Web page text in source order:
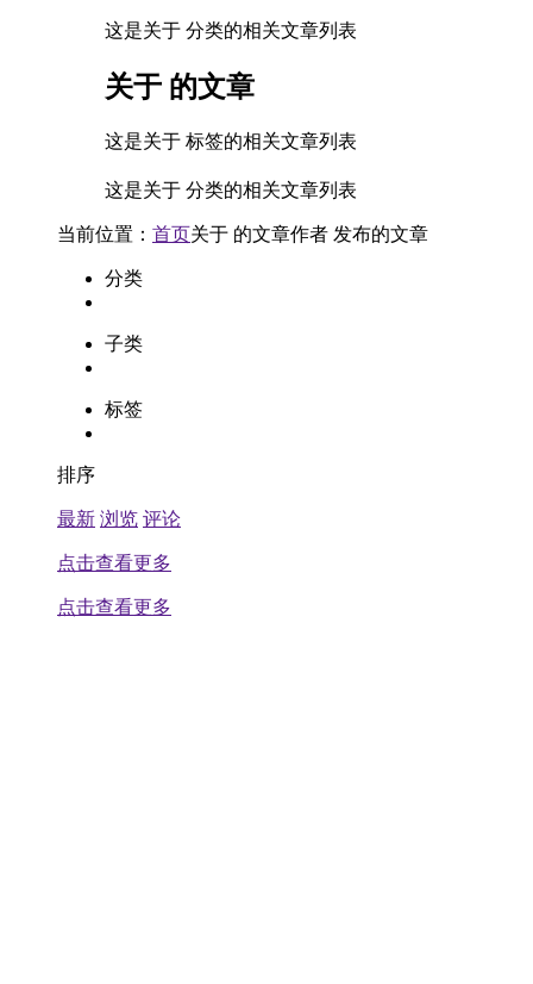
这是关于 分类的相关文章列表
关于 的文章
这是关于 标签的相关文章列表
这是关于 分类的相关文章列表
当前位置： 首页关于 的文章作者 发布的文章
分类
子类
标签
排序
最新 浏览 评论
点击查看更多
点击查看更多